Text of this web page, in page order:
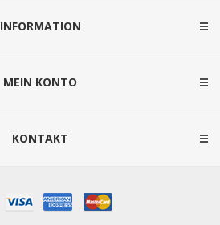
INFORMATION
MEIN KONTO
KONTAKT